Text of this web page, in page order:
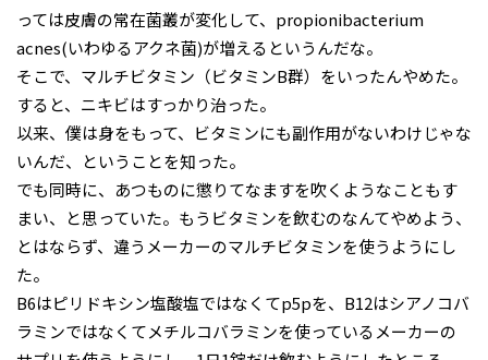
っては皮膚の常在菌叢が変化して、propionibacterium
acnes(いわゆるアクネ菌)が増えるというんだな。
そこで、マルチビタミン（ビタミンB群）をいったんやめた。
すると、ニキビはすっかり治った。
以来、僕は身をもって、ビタミンにも副作用がないわけじゃな
いんだ、ということを知った。
でも同時に、あつものに懲りてなますを吹くようなこともす
まい、と思っていた。もうビタミンを飲むのなんてやめよう、
とはならず、違うメーカーのマルチビタミンを使うようにし
た。
B6はピリドキシン塩酸塩ではなくてp5pを、B12はシアノコバ
ラミンではなくてメチルコバラミンを使っているメーカーの